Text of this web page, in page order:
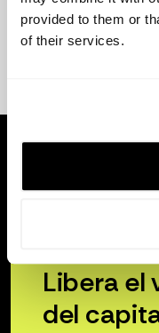
provided to them or
of their services.
Libera el
del